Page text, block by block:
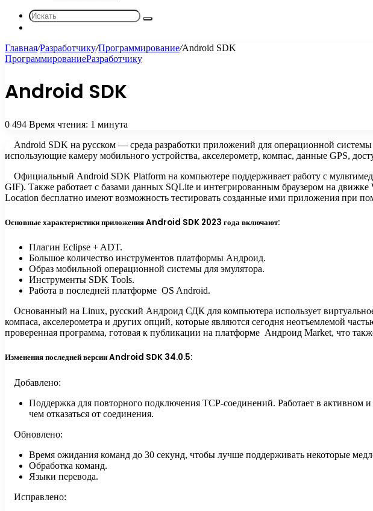
Искать
Главная/Разработчику/Программирование/Android SDK
ПрограммированиеРазработчику
Android SDK
0 494 Время чтения: 1 минута
Android SDK на русском — среда разработки приложений для операционной
использующие камеру мобильного устройства, акселерометр, компас, данные GPS,
Официальный Android SDK Platform на компьютере поддерживает работу с
GIF). Также работает с базами данных SQLite и интегрированным браузером на
Location бесплатно имеют возможность тестировать созданные ими приложения при
Основные характеристики приложения Android SDK 2023 года включают:
Плагин Eclipse + ADT.
Большое количество инструментов платформы Андроид.
Образ мобильной операционной системы для эмулятора.
Инструменты SDK Tools.
Работа в последней платформе OS Android.
Основанный на Linux, русский Андроид СДК для компьютера использует
компаса, акселерометра и других опций, которые являются сегодня неотъемлемой
проверенная программа, готовая к публикации на платформе Андроид Market, что
Изменения последней версии Android SDK 34.0.5:
Добавлено:
Поддержка для повторного подключения TCP-соединений. Работает в
чем отказаться от соединения.
Обновлено:
Время ожидания команд до 30 секунд, чтобы лучше поддерживать некоторые
Обработка команд.
Языки перевода.
Исправлено: